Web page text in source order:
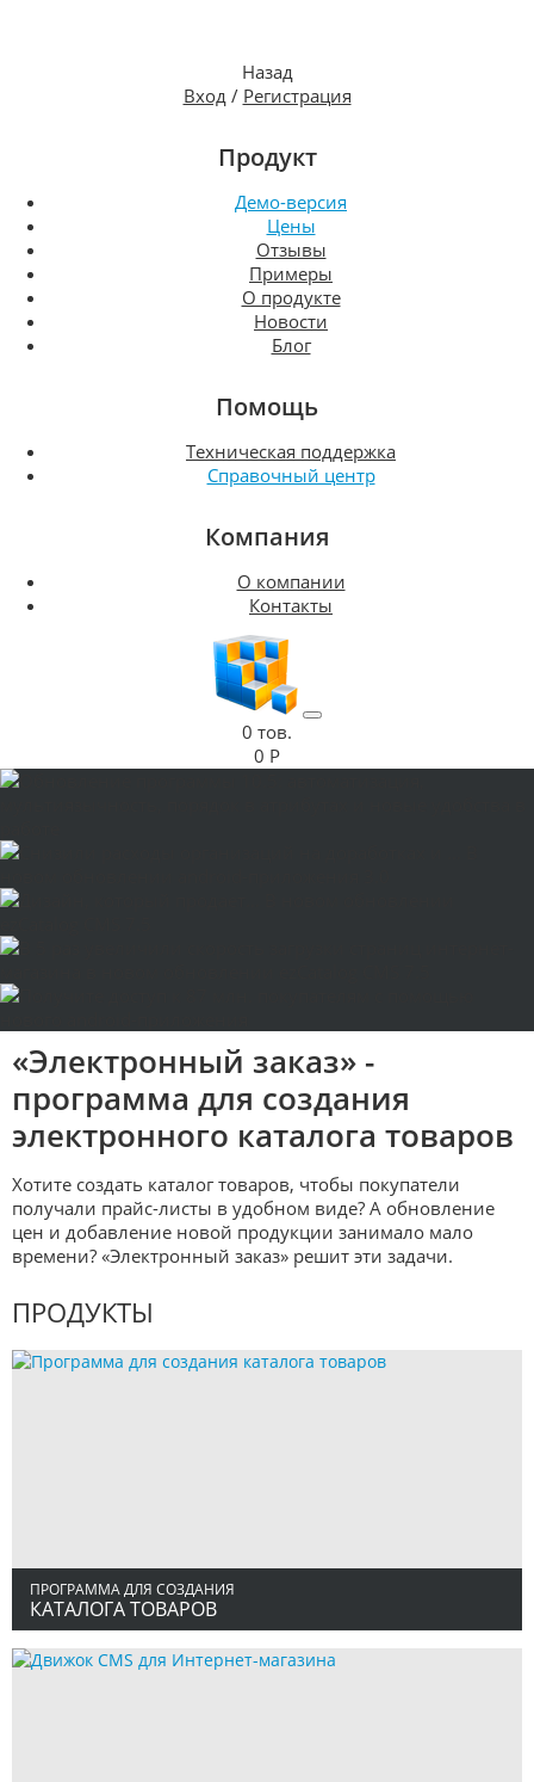
Назад
Вход/ Регистрация
Продукт
Демо-версия
Цены
Отзывы
Примеры
О продукте
Новости
Блог
Помощь
Техническая поддержка
Справочный центр
Компания
О компании
Контакты
0 тов.
0 Р
«Электронный заказ» -
программа для создания
электронного каталога товаров
Хотите создать каталог товаров, чтобы покупатели
получали прайс-листы в удобном виде? А обновление
цен и добавление новой продукции занимало мало
времени? «Электронный заказ» решит эти задачи.
ПРОДУКТЫ
ПРОГРАММА ДЛЯ СОЗДАНИЯ
КАТАЛОГА ТОВАРОВ